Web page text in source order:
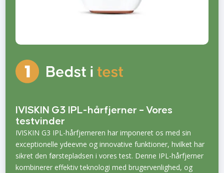
IVISKIN G3 IPL-hårfjerner – Vores
testvinder
IVISKIN G3 IPL-hårfjerneren har imponeret os med sin
exceptionelle ydeevne og innovative funktioner, hvilket har
sikret den førstepladsen i vores test. Denne IPL-hårfjerner
kombinerer effektiv teknologi med brugervenlighed, og